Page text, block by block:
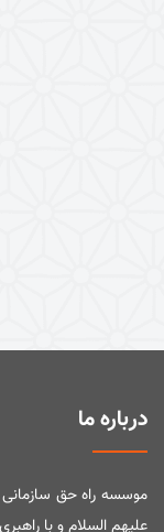
درباره ما
موسسه راه حق
علیهم السلام و با